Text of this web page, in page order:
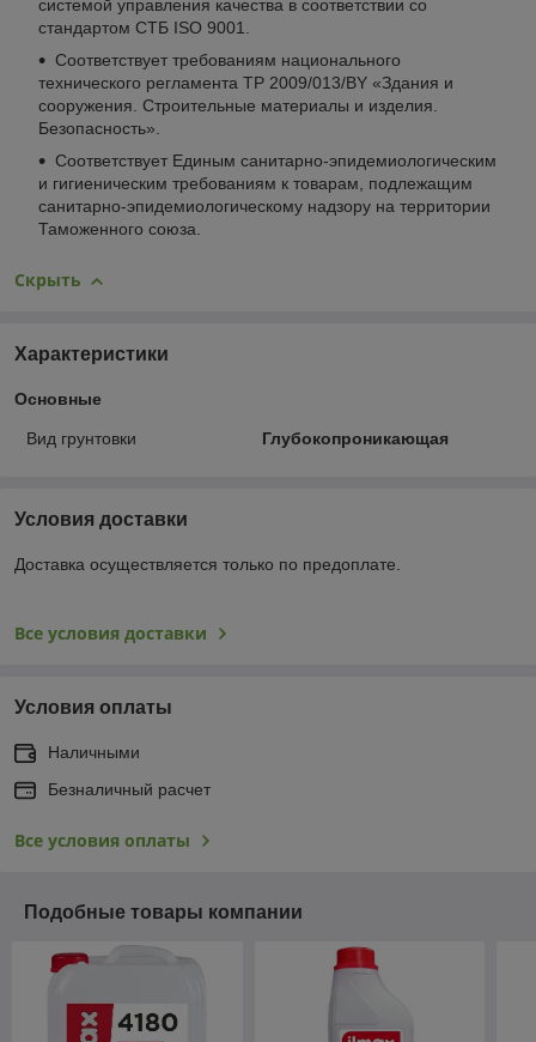
системой управления качества в соответствии со
стандартом СТБ ISO 9001.
Соответствует требованиям национального
технического регламента ТР 2009/013/BY «Здания и
сооружения. Строительные материалы и изделия.
Безопасность».
Соответствует Единым санитарно-эпидемиологическим
и гигиеническим требованиям к товарам, подлежащим
санитарно-эпидемиологическому надзору на территории
Таможенного союза.
Скрыть
Характеристики
Основные
Вид грунтовки Глубокопроникающая
Условия доставки
Доставка осуществляется только по предоплате.
Все условия доставки
Условия оплаты
Наличными
Безналичный расчет
Все условия оплаты
Подобные товары компании